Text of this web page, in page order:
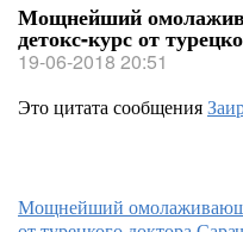
Мощнейший
детокс-курс от
19-06-2018 20:51
Это цитата сообщения
Мощнейший